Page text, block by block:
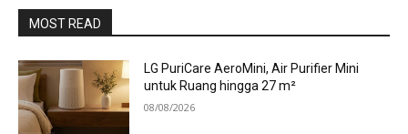
MOST READ
LG PuriCare AeroMini, Air Purifier Mini
untuk Ruang hingga 27 m²
08/08/2026